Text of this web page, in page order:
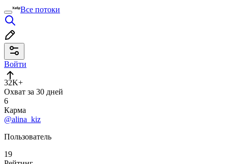
Все потоки
Войти
32K+
Охват за 30 дней
6
Карма
@alina_kiz
Пользователь
19